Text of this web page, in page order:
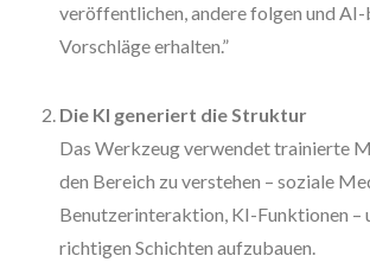
veröffentlichen, andere folgen und
Vorschläge erhalten.”
Die KI generiert die Struktur
Das Werkzeug verwendet trainierte
den Bereich zu verstehen – soziale
Benutzerinteraktion, KI-Funktionen –
richtigen Schichten aufzubauen.